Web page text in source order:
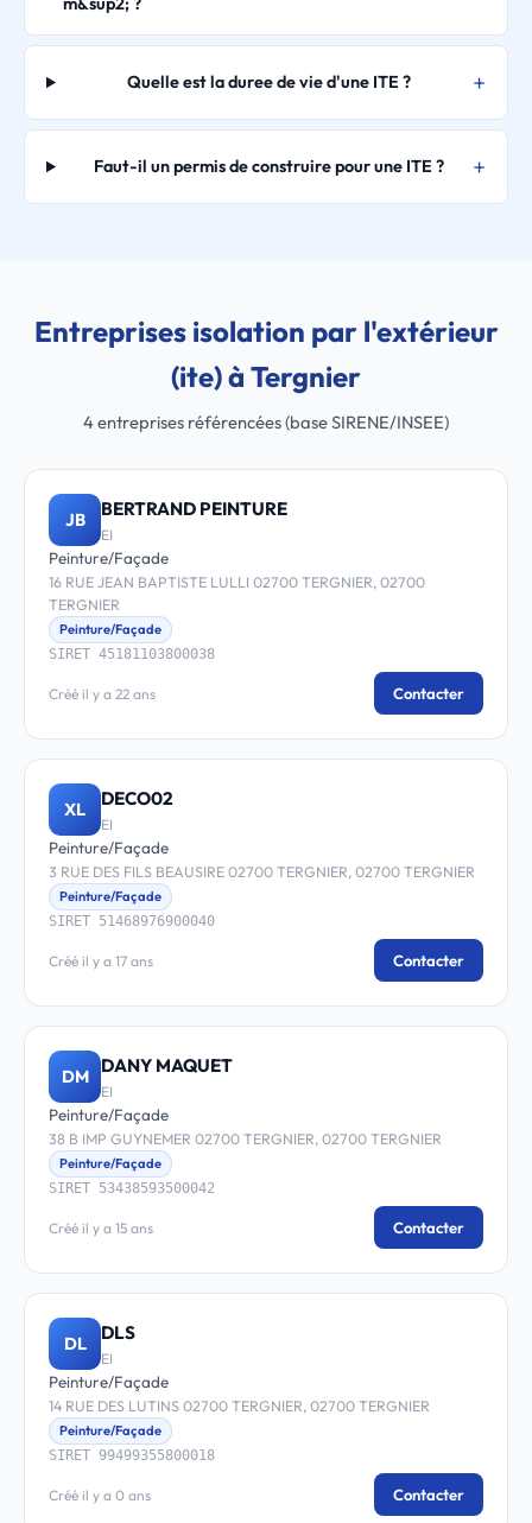
Quelle est la duree de vie d'une ITE ?
Faut-il un permis de construire pour une ITE ?
Entreprises isolation par l'extérieur
(ite) à Tergnier
4 entreprises référencées (base SIRENE/INSEE)
JB BERTRAND PEINTURE
EI
Peinture/Façade
16 RUE JEAN BAPTISTE LULLI 02700 TERGNIER, 02700
TERGNIER
Peinture/Façade
SIRET 45181103800038
Créé il y a 22 ans Contacter
XL DECO02
EI
Peinture/Façade
3 RUE DES FILS BEAUSIRE 02700 TERGNIER, 02700 TERGNIER
Peinture/Façade
SIRET 51468976900040
Créé il y a 17 ans Contacter
DM DANY MAQUET
EI
Peinture/Façade
38 B IMP GUYNEMER 02700 TERGNIER, 02700 TERGNIER
Peinture/Façade
SIRET 53438593500042
Créé il y a 15 ans Contacter
DL DLS
EI
Peinture/Façade
14 RUE DES LUTINS 02700 TERGNIER, 02700 TERGNIER
Peinture/Façade
SIRET 99499355800018
Créé il y a 0 ans Contacter